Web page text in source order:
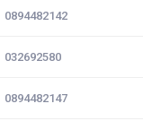
0894482142
032692580
0894482147